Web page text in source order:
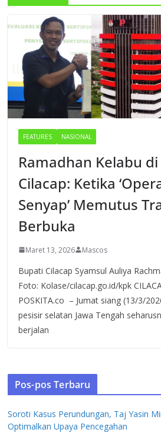
FEATURES NASIONAL
Ramadhan Kelabu di
Cilacap: Ketika
Senyap’ Memutus
Berbuka
Maret 13, 2026 Mascos
Bupati Cilacap Syamsul Auliya
Foto: Kolase/cilacap.go.id/kpk
POSKITA.co – Jumat siang (13/3/
pesisir selatan Jawa Tengah
berjalan
Pos-pos Terbaru
Soroti Kasus Perundungan, Taj Yasin
Optimalkan Upaya Pencegahan